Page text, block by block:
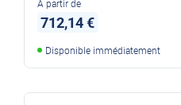
A partir de
712,14 €
Disponible immédiatement